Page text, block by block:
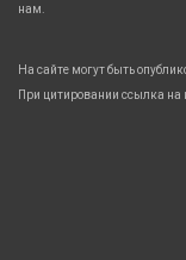
нам.
На сайте могут быть
При цитировании ссылка на